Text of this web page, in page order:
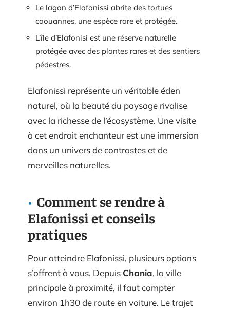
Le lagon d’Elafonissi abrite des tortues
caouannes, une espèce rare et protégée.
L’île d’Elafonisi est une réserve naturelle
protégée avec des plantes rares et des sentiers
pédestres.
Elafonissi représente un véritable éden
naturel, où la beauté du paysage rivalise
avec la richesse de l’écosystème. Une visite
à cet endroit enchanteur est une immersion
dans un univers de contrastes et de
merveilles naturelles.
Comment se rendre à
Elafonissi et conseils
pratiques
Pour atteindre Elafonissi, plusieurs options
s’offrent à vous. Depuis Chania, la ville
principale à proximité, il faut compter
environ 1h30 de route en voiture. Le trajet